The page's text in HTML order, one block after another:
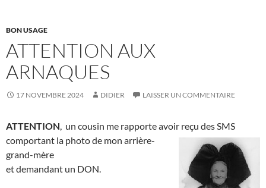
BON USAGE
ATTENTION AUX
ARNAQUES
17 NOVEMBRE 2024 DIDIER LAISSER UN COMMENTAIRE
ATTENTION, un cousin me rapporte avoir reçu des SMS
comportant la photo de mon arrière-
grand-mère
et demandant un DON.